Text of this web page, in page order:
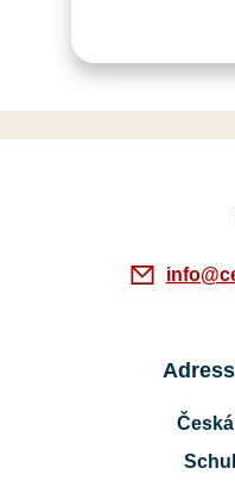
mit Eltern und